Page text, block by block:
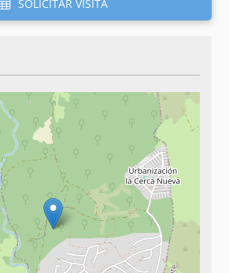
SOLICITAR VISITA